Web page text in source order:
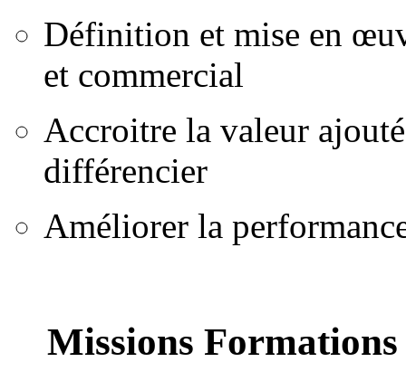
Définition et mise en
et commercial
Accroitre la valeur
différencier
Améliorer la
Missions Formations